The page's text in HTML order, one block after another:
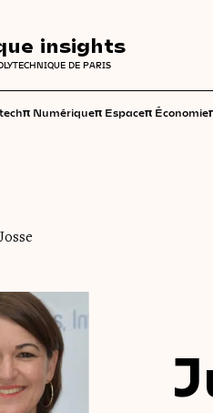
insights
DE PARIS
π Numériqueπ Espaceπ Économie
insights
POLYTECHNIQUE DE PARIS